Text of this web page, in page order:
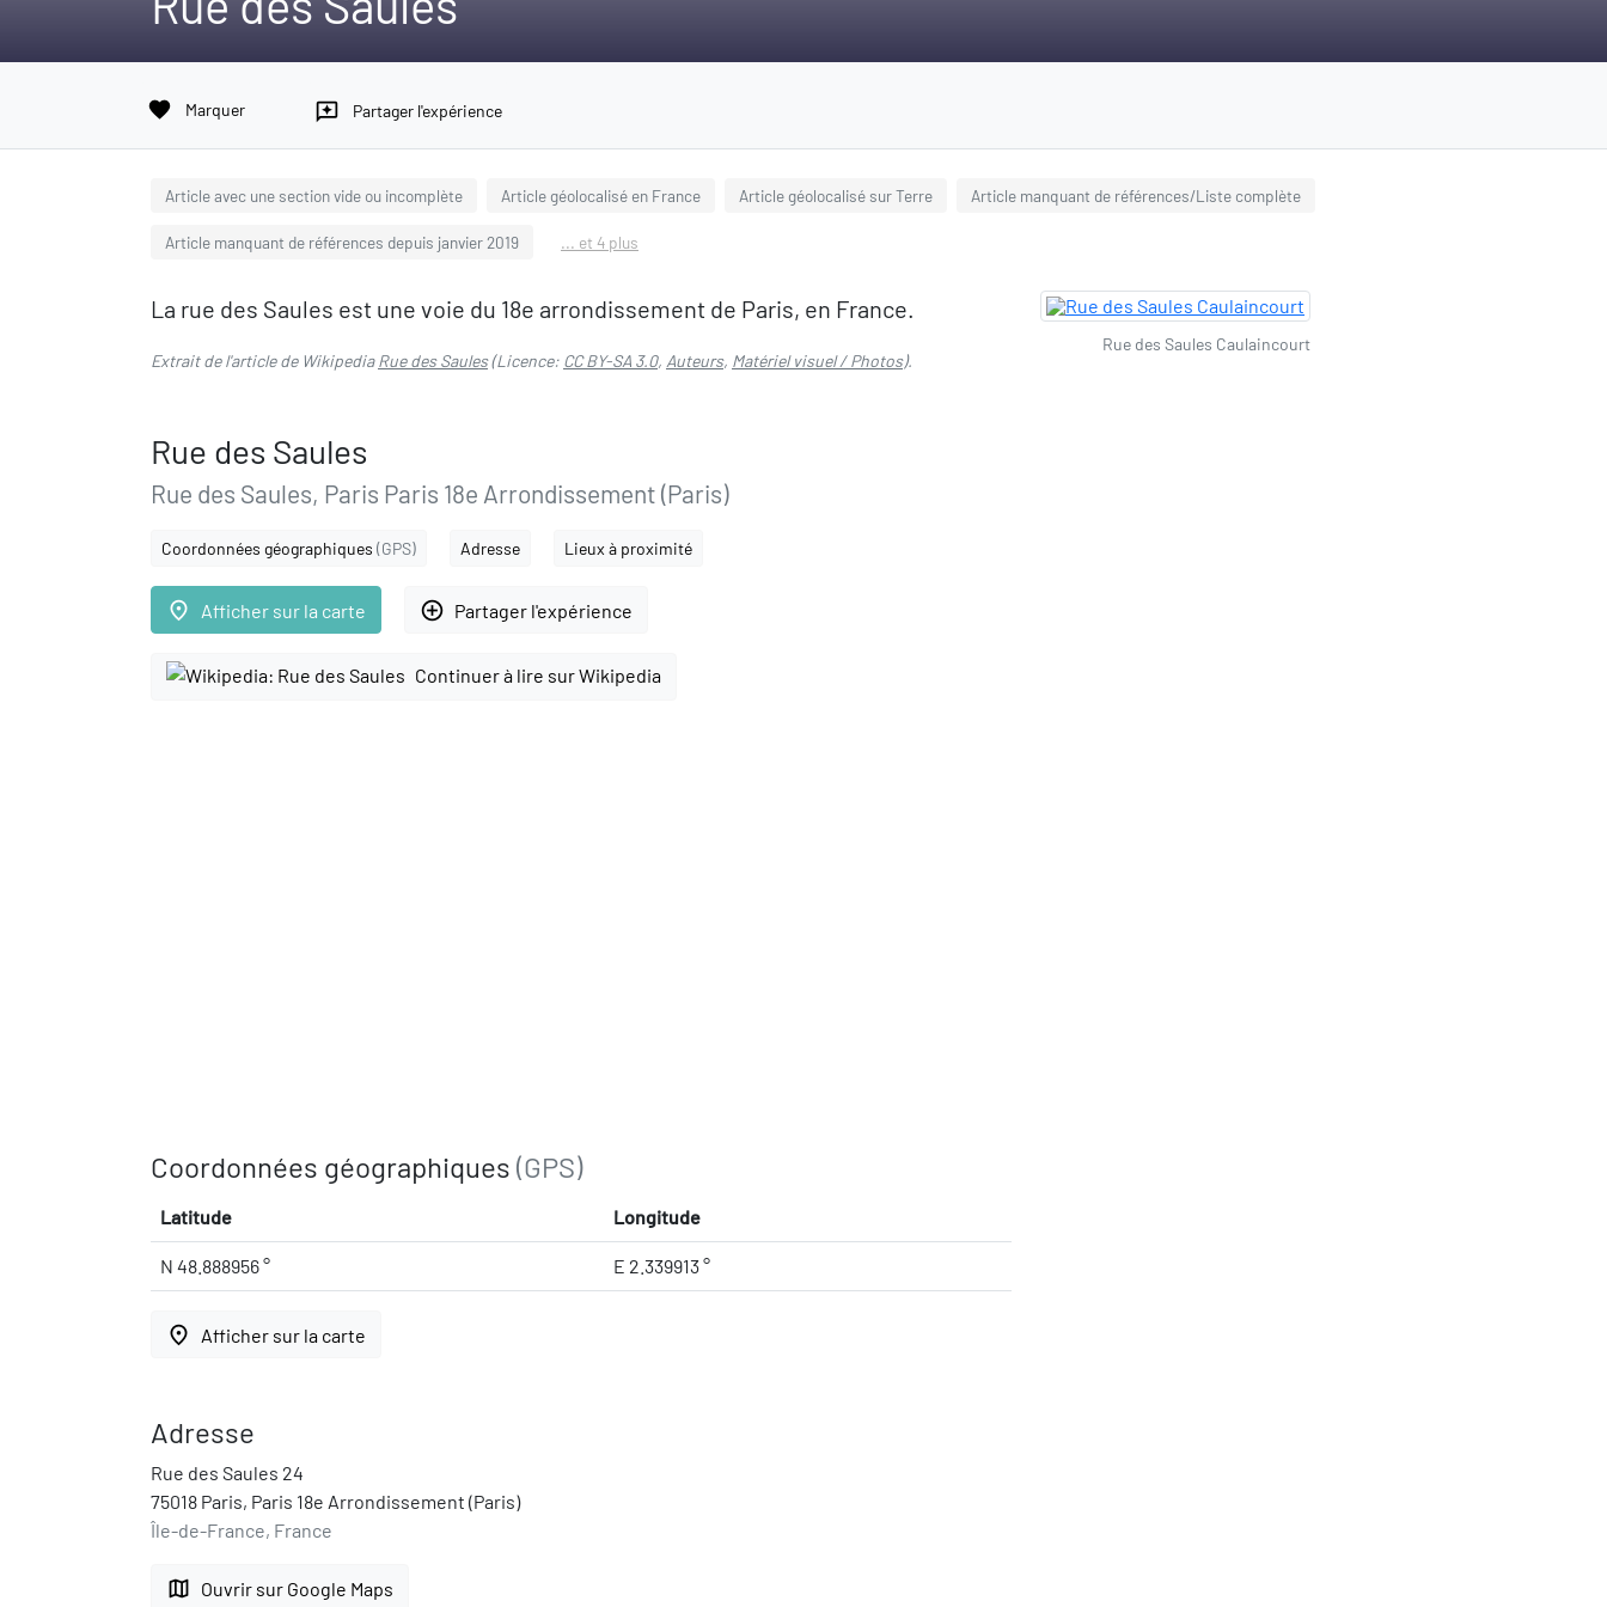
favorite Marquer reviews Partager l'expérience
Article avec une section vide ou incomplète Article géolocalisé en France Article géolocalisé sur Terre Article manquant de références/Liste complète
Article manquant de références depuis janvier 2019 ... et 4 plus
La rue des Saules est une voie du 18e arrondissement de Paris, en France.
Extrait de l'article de WikipediaRue des Saules(Licence: CC BY-SA 3.0, Auteurs, Matériel visuel / Photos).
Rue des Saules
Rue des Saules, Paris Paris 18e Arrondissement (Paris)
Coordonnées géographiques (GPS) Adresse Lieux à proximité
place Afficher sur la carte add_circle_outline Partager l'expérience
Continuer à lire sur Wikipedia
Coordonnées géographiques (GPS)
Latitude Longitude
N 48.888956 ° E 2.339913 °
place Afficher sur la carte
Adresse
Rue des Saules 24
75018 Paris, Paris 18e Arrondissement (Paris)
Île-de-France, France
map Ouvrir sur Google Maps
Rue des Saules Caulaincourt